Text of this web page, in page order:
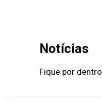
Notícias
Fique por